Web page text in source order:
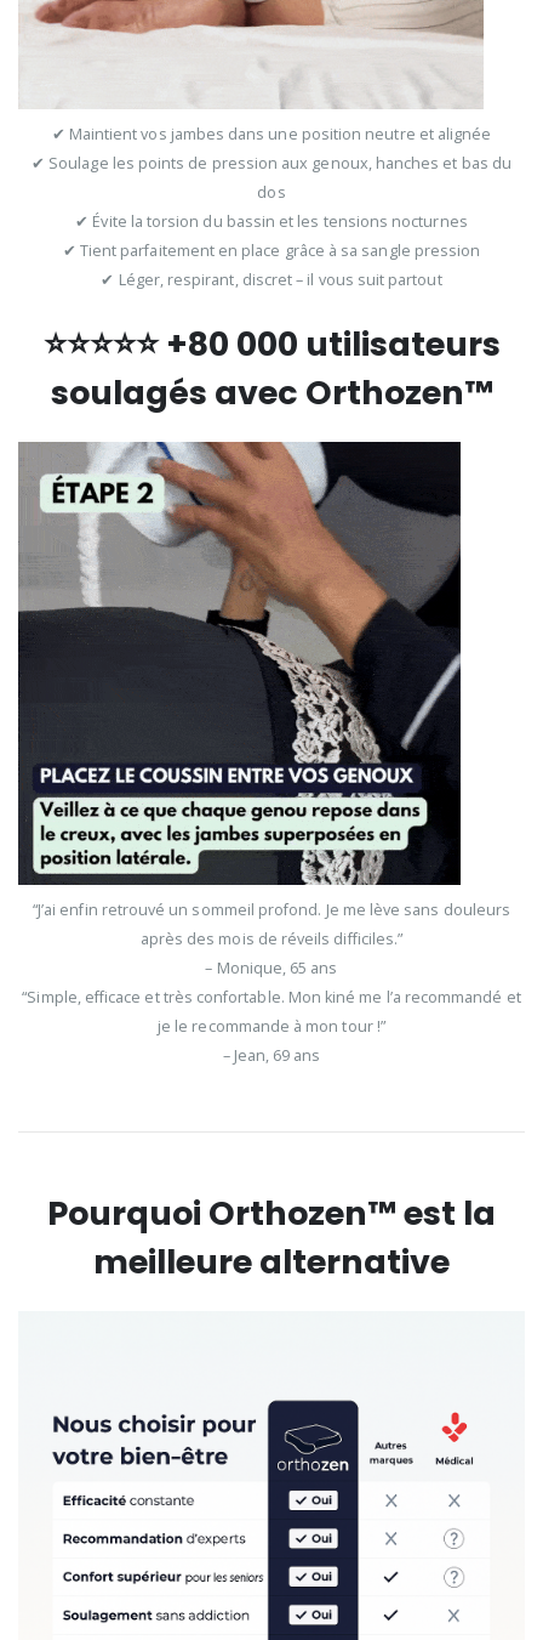
✔ Maintient vos jambes dans une position neutre et alignée
✔ Soulage les points de pression aux genoux, hanches et bas du
dos
✔ Évite la torsion du bassin et les tensions nocturnes
✔ Tient parfaitement en place grâce à sa sangle pression
✔ Léger, respirant, discret – il vous suit partout
⭐⭐⭐⭐⭐ +80 000 utilisateurs
soulagés avec Orthozen™
“J’ai enfin retrouvé un sommeil profond. Je me lève sans douleurs
après des mois de réveils difficiles.”
– Monique, 65 ans
“Simple, efficace et très confortable. Mon kiné me l’a recommandé et
je le recommande à mon tour !”
– Jean, 69 ans
Pourquoi Orthozen™ est la
meilleure alternative